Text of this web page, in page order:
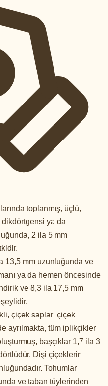
toplanmış, üçlü,
dikdörtgensi ya da
2 ila 5 mm
13,5 mm uzunluğunda ve
ya da hemen öncesinde
ve 8,3 ila 17,5 mm
çiçek sapları çiçek
ayrılmakta, tüm iplikçikler
başçıklar 1,7 ila 3
Dişi çiçeklerin
Tohumlar
ve taban tüylerinden